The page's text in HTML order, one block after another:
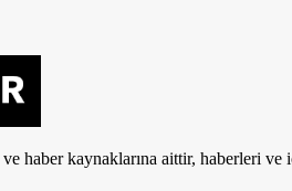
haber kaynaklarına aittir, haberleri ve